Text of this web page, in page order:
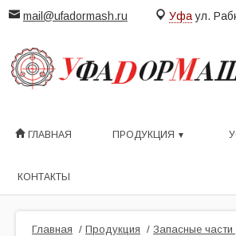
mail@ufadormash.ru Уфа ул.
ГЛАВНАЯ ПРОДУКЦИЯ
КОНТАКТЫ
Главная / Продукция / Запасные